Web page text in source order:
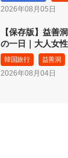
2026年08月05日
【保存版】益善
の一日｜大人女
韓国旅行 益善洞
2026年08月04日